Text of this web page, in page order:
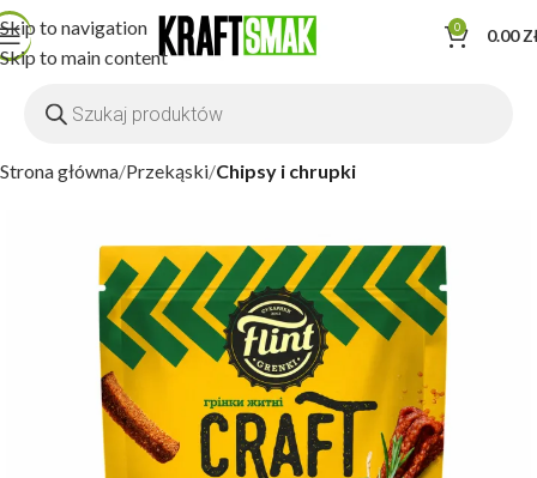
Skip to navigation
Skip to main content
0 0.00
Strona główna Przekąski Chipsy i chrupki